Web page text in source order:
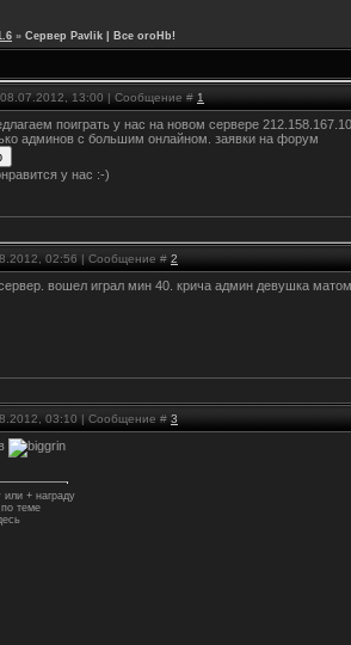
» Сервер Pavlik | Bce oroHb!
08.07.2012, 13:00 | Сообщение # 1
поиграть у нас на новом сервере
админов с большим онлайном. заявки на форум
у нас :-)
02:56 | Сообщение # 2
вошел играл мин 40. крича админ девушка
03:10 | Сообщение # 3
+ награду
теме